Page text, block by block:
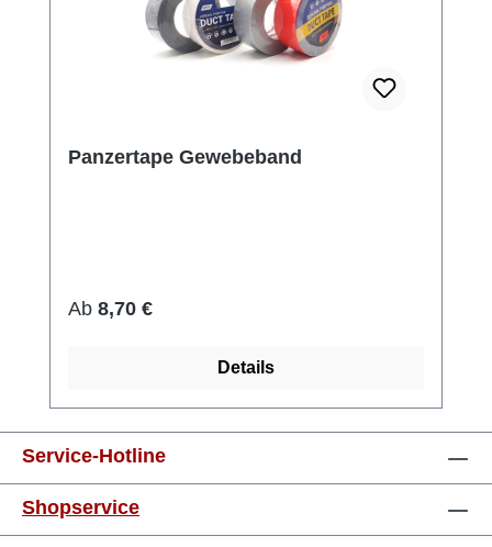
Panzertape Gewebeband
Regulärer Preis:
Ab 8,70 €
Details
Service-Hotline
Shopservice